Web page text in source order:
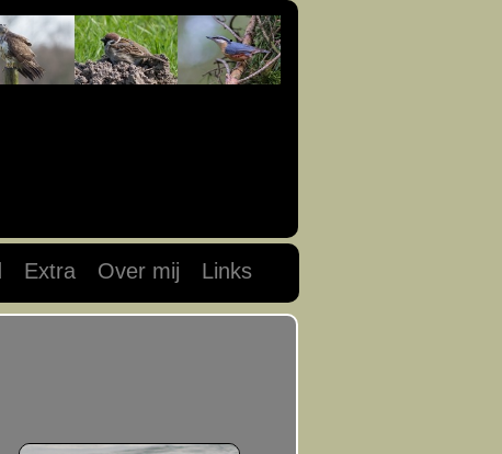
Extra Over mij Links